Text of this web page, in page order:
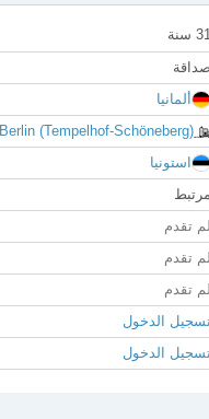
سنة
صداقة
ألمانيا
Berlin (Tempelhof-Schöneberg)
استونيا
مرتبط
لم تقدم
لم تقدم
لم تقدم
الدخول
الدخول